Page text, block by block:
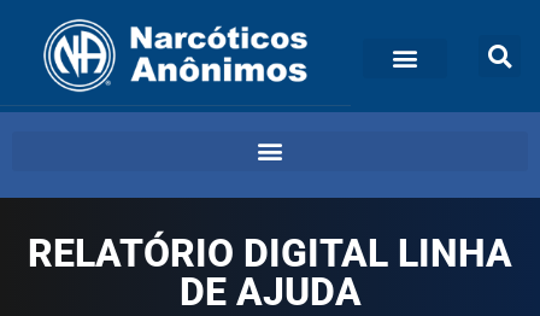
RELATÓRIO DIGITAL LINHA
DE AJUDA